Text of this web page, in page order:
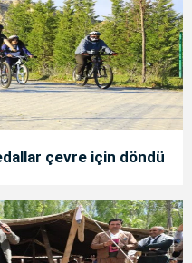
çevre için döndü